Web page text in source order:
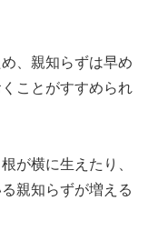
、親知らずは早め
ことがすすめられ
が横に生えたり、
親知らずが増える